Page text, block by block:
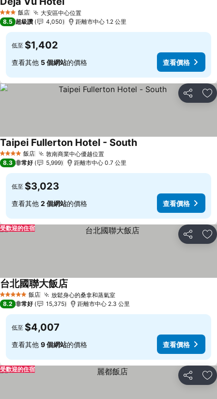
3 星級 飯店 大安區中心位置查看價格
查看價格
8.5 超級讚 4,050 距離市中心 1.2 公里
低至 $1,402
查看其他 5 個網站的價格 查看價格
分享 加
4 星級 飯店 敦南商業中心優越位置查看價格
Taipei Fullerton Hotel - South查看價格
8.3 非常好 5,999 距離市中心 0.7 公里
低至 $3,023
查看其他 2 個網站的價格 查看價格
分享 加
受歡迎的住宿
5 星級 飯店 放鬆身心的桑拿和蒸氣室查看價格
台北國聯大飯店
8.2 非常好 15,375 距離市中心 2.3 公里
低至 $4,007
查看其他 9 個網站的價格 查看價格
分享 加
受歡迎的住宿